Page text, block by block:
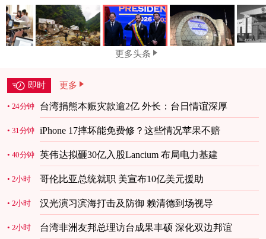
更多头条
即时 更多
24分钟 台湾捐熊本赈灾款逾2亿 外长：台日情谊深厚
31分钟 iPhone 17摔坏能免费修？这些情况苹果不赔
40分钟 英伟达拟砸30亿入股Lancium 布局电力基建
2小时 哥伦比亚总统就职 美宣布10亿美元援助
2小时 汉光演习滨海打击及防御 赖清德到场视导
2小时 台湾非洲友邦总理访台成果丰硕 深化双边邦谊